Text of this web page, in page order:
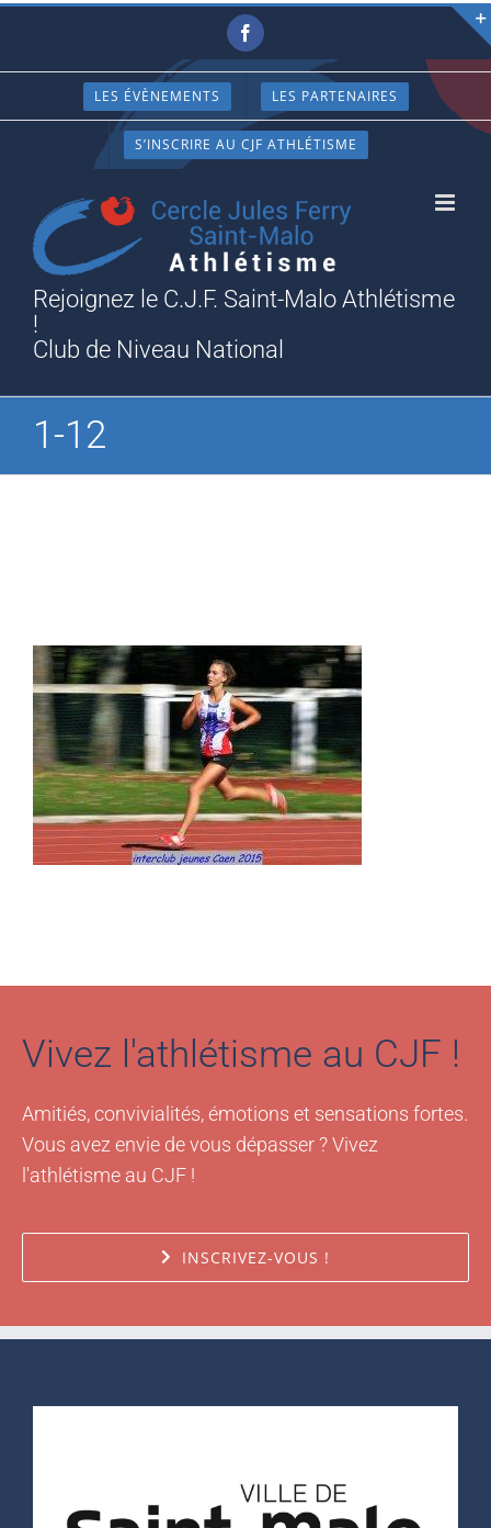
Passer
contenu
Facebook
LES ÉVÈNEMENTS LES PARTENAIRES
S’INSCRIRE AU CJF ATHLÉTISME
Rejoignez le C.J.F. Saint-Malo Athlétisme
!
Club de Niveau National
1-12
Vivez l'athlétisme au CJF !
Amitiés, convivialités, émotions et sensations fortes.
Vous avez envie de vous dépasser ? Vivez
l'athlétisme au CJF !
INSCRIVEZ-VOUS !